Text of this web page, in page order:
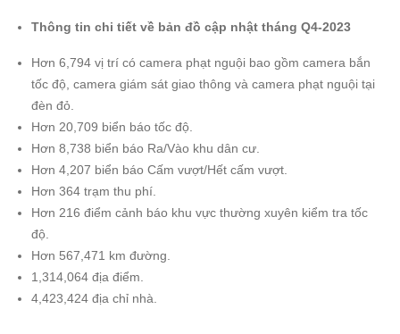
Thông tin chi tiết về bản đồ cập nhật tháng Q4-2023
Hơn 6,794 vị trí có camera phạt nguội bao gồm camera bắn
tốc độ, camera giám sát giao thông và camera phạt nguội tại
đèn đỏ.
Hơn 20,709 biển báo tốc độ.
Hơn 8,738 biển báo Ra/Vào khu dân cư.
Hơn 4,207 biển báo Cấm vượt/Hết cấm vượt.
Hơn 364 trạm thu phí.
Hơn 216 điểm cảnh báo khu vực thường xuyên kiểm tra tốc
độ.
Hơn 567,471 km đường.
1,314,064 địa điểm.
4,423,424 địa chỉ nhà.